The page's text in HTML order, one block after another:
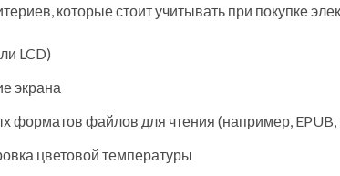
которые стоит учитывать при покупке
LCD)
экрана
форматов файлов для чтения (например, EPUB,
цветовой температуры